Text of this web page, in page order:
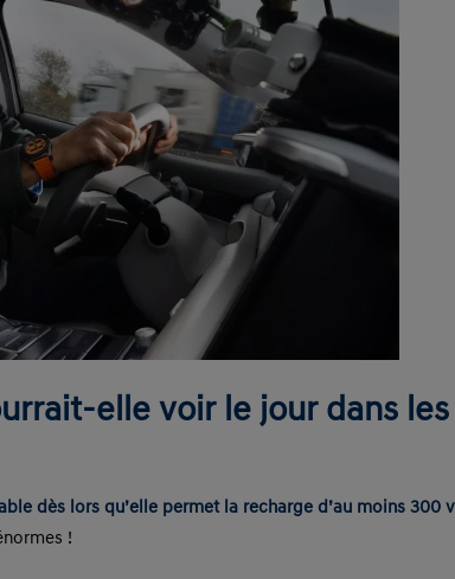
elle voir le jour dans
dès lors qu’elle permet la recharge d’au moins 300
!